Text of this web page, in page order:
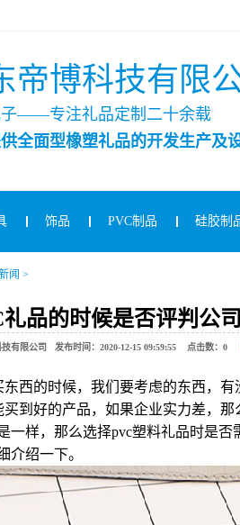
帝博科技有限
子——专注礼品定制二十余载
全面型橡塑礼品的开发生产及
饰品 PVC制品 硅胶制
闻 >
品的时候是否评判公
有限公司 发布时间：2020-12-15 09:59:55 点击数： 0
西的时候，我们要考虑的东西，有
到好的产品，如果企业实力差，
一样，那么选择pvc塑料礼品时是否
介绍一下。